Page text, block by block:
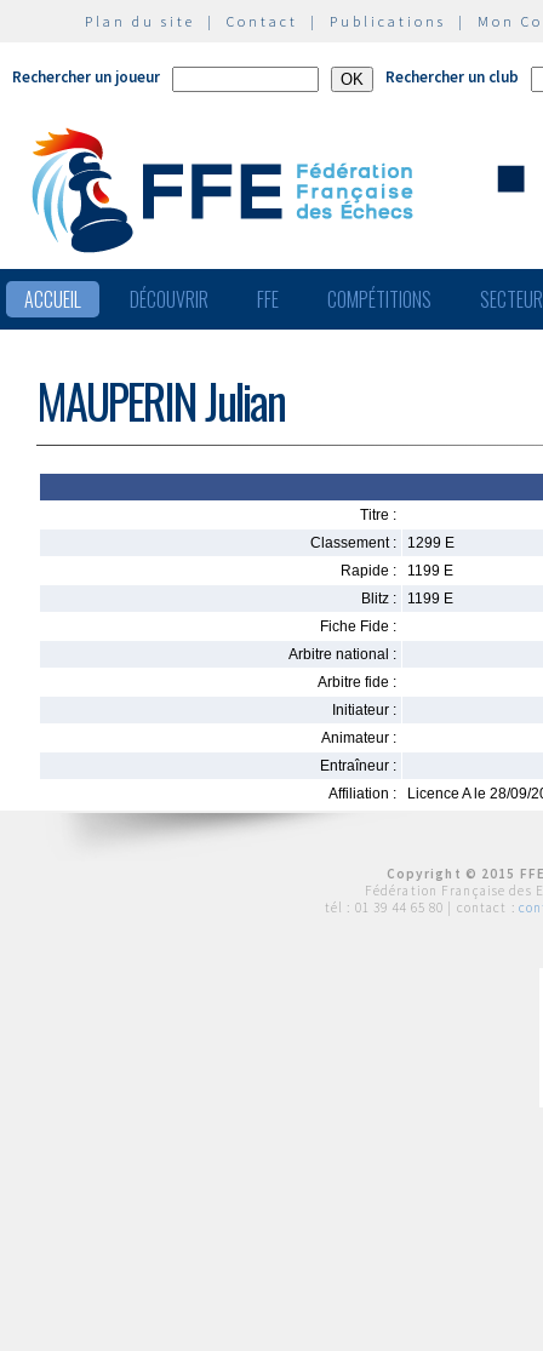
Plan du site | Contact | Publications | Mon
Rechercher un joueur Rechercher un club
ACCUEIL DÉCOUVRIR FFE COMPÉTITIONS
MAUPERIN Julian
Titre :
Classement :
1299 E
Rapide :
1199 E
Blitz :
1199 E
Fiche Fide :
Arbitre national :
Arbitre fide :
Initiateur :
Animateur :
Entraîneur :
Affiliation :
Licence A le 28/09/
Copyright © 2015
Fédération Française des
tél : 01 39 44 65 80 | contact :